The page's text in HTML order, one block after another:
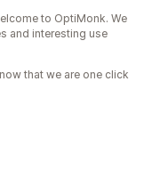
to OptiMonk. We
and interesting use
that we are one click